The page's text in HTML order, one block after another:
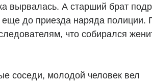
вырвалась. А старший брат
еще до приезда наряда полиции.
что собирался
соседи, молодой человек вел